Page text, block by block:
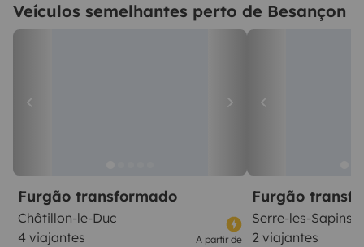
Veículos semelhantes perto de Besançon
Furgão transformado
Châtillon-le-Duc
4 viajantes
A partir de
Furgão
Serre-les-Sapins
2 viajantes